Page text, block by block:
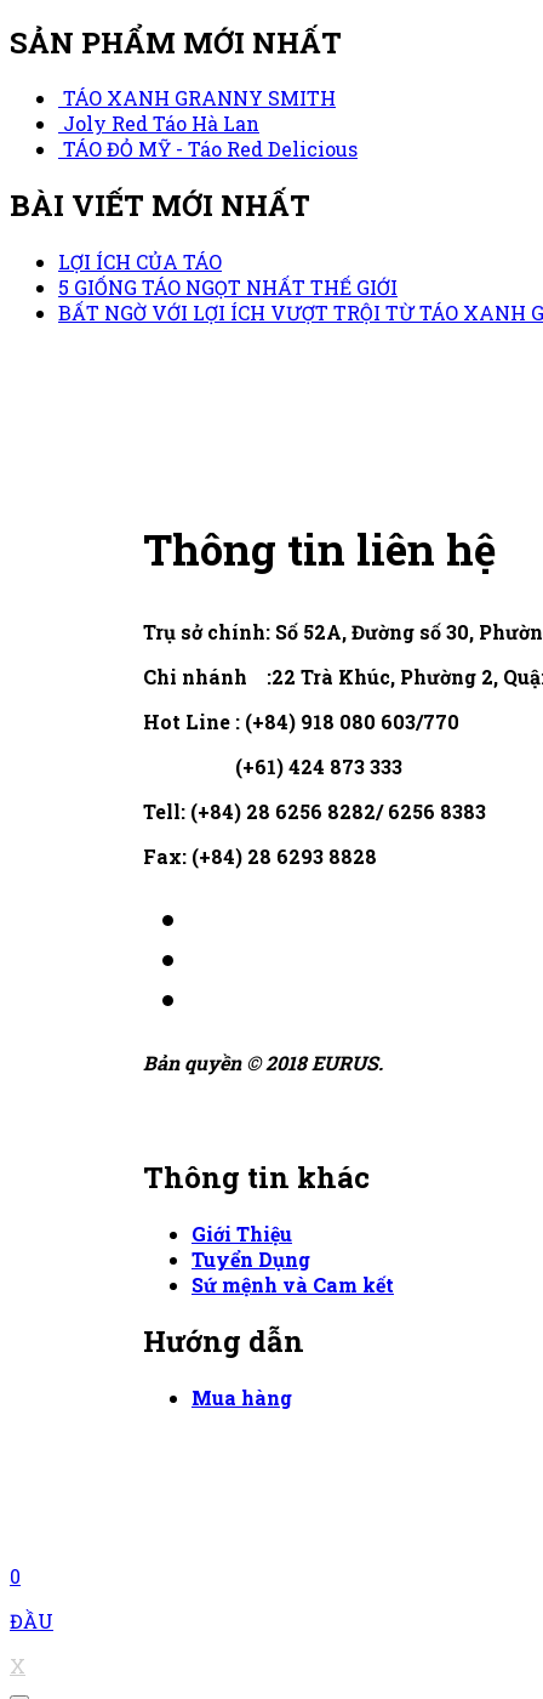
SẢN PHẨM MỚI NHẤT
TÁO XANH GRANNY SMITH
Joly Red Táo Hà Lan
TÁO ĐỎ MỸ - Táo Red Delicious
BÀI VIẾT MỚI NHẤT
LỢI ÍCH CỦA TÁO
5 GIỐNG TÁO NGỌT NHẤT THẾ GIỚI
BẤT NGỜ VỚI LỢI ÍCH VƯỢT TRỘI TỪ TÁO XANH
Thông tin liên hệ
Trụ sở chính: Số 52A, Đường số 30,
Chi nhánh :22 Trà Khúc, Phường 2,
Hot Line : (+84) 918 080 603/770
(+61) 424 873 333
Tell: (+84) 28 6256 8282/ 6256 8383
Fax: (+84) 28 6293 8828
Bản quyền © 2018 EURUS.
Thông tin khác
Giới Thiệu
Tuyển Dụng
Sứ mệnh và Cam kết
Hướng dẫn
Mua hàng
0
ĐẦU
X